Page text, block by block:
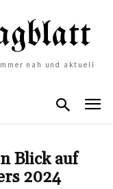
nah und aktuell
Blick auf
2024